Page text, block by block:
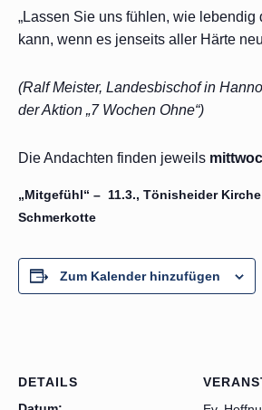
„Lassen Sie uns fühlen, wie lebendig
kann, wenn es jenseits aller Härte
(Ralf Meister, Landesbischof in
der Aktion „7 Wochen Ohne“)
Die Andachten finden jeweils
„Mitgefühl“ – 11.3., Tönisheider
Schmerkotte
Zum Kalender hinzufügen
DETAILS